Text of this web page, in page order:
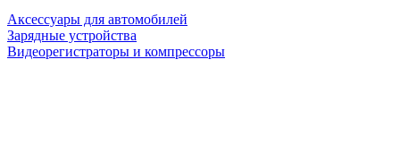
Аксессуары для автомобилей
Зарядные устройства
Видеорегистраторы и компрессоры